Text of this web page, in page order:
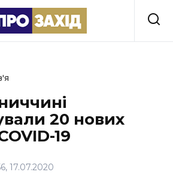
20 нових
19
17.07.2020